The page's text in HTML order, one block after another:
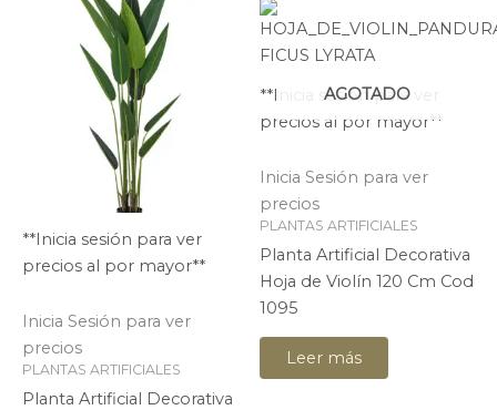
**Inicia sesión para ver
precios al por mayor**
Inicia Sesión para ver
precios
PLANTAS ARTIFICIALES
Planta Artificial Decorativa
AGOTADO
**Inicia sesión para ver
precios al por mayor**
Inicia Sesión para ver
precios
PLANTAS ARTIFICIALES
Planta Artificial Decorativa
Hoja de Violín 120 Cm Cod
1095
Leer más